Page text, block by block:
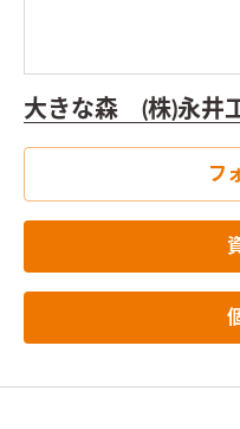
大きな森 (株)永井
フ